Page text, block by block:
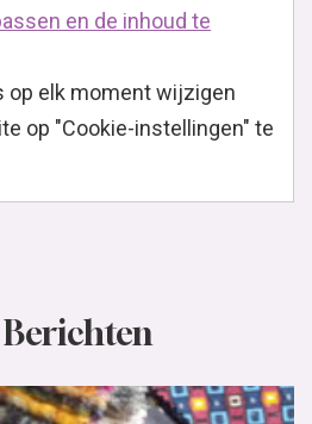
en de inhoud te
op elk moment wijzigen
op "Cookie-instellingen" te